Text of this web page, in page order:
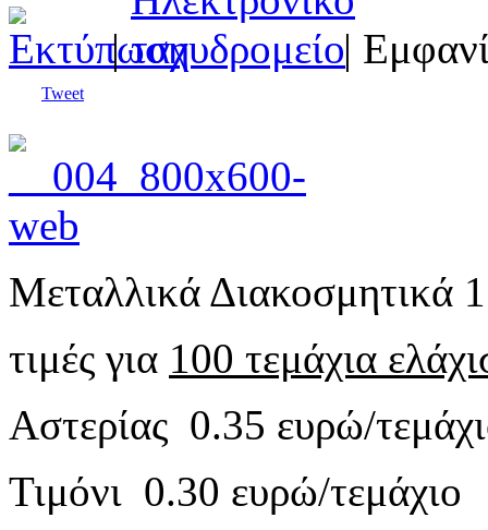
| |
Tweet
Μεταλλικά Διακοσμητικά
τιμές για 100 τεμάχια
Αστερίας 0.35 ευρώ/
Τιμόνι 0.30 ευρώ/τεμάχιο